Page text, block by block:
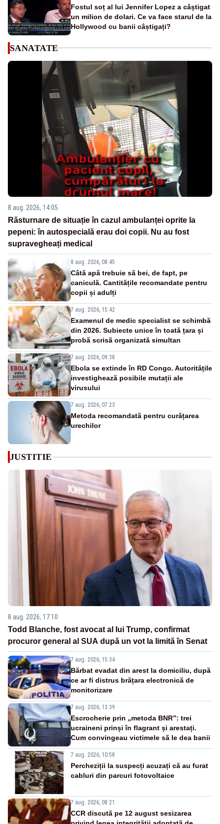
Fostul soț al lui Jennifer Lopez a câștigat
un milion de dolari. Ce va face starul de la
Hollywood cu banii câștigați?
SANATATE
8 aug. 2026, 14:05
Răsturnare de situație în cazul ambulanței oprite la
pepeni: în autospecială erau doi copii. Nu au fost
supravegheați medical
8 aug. 2026, 08:45
Câtă apă trebuie să bei, de fapt, pe
caniculă. Cantitățile recomandate pentru
copii și adulți
7 aug. 2026, 15:42
Examenul de medic specialist se schimbă
din 2026. Subiecte unice în toată țara și
probă scrisă organizată simultan
7 aug. 2026, 09:38
Ebola se extinde în RD Congo. Autoritățile
investighează posibile mutații ale
virusului
7 aug. 2026, 07:23
Metoda recomandată pentru curățarea
urechilor
JUSTITIE
8 aug. 2026, 17:10
Todd Blanche, fost avocat al lui Trump, confirmat
procuror general al SUA după un vot la limită în Senat
7 aug. 2026, 15:34
Bărbat evadat din arest la domiciliu, după
ce ar fi distrus brățara electronică de
monitorizare
7 aug. 2026, 13:39
Escrocherie prin „metoda BNR”: trei
ucraineni prinși în flagrant și arestați.
Cum convingeau victimele să le dea banii
7 aug. 2026, 10:58
Percheziții la suspecți acuzați că au furat
cabluri din parcuri fotovoltaice
7 aug. 2026, 08:21
CCR discută pe 12 august sesizarea